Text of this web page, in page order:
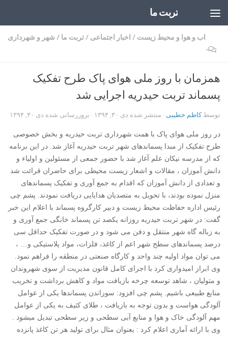
تربت ما
اب و هوا و محیط زیست / اخبار اجتماعی /تربت ما / شهر و شهرداری
۰
همزمان با روز ملی هوای پاک طرح تفکیک
پسماند تربت حیدریه اجرایی شد
توسطکاظم خطیبی · منتشر شده دی ۳۰, ۱۳۹۴ · بروزرسانی شده دی ۳۰, ۱۳۹۴
در روز ملی هوای پاک با همت شهرداری تربت حیدریه و بخش خصوصی
طرح تفکیک از مبدا پسماندهای شهر تربت حیدریه آغاز شد. در این برنامه
که از مدرسه نیکان علم آغاز شد با حضور جمعی از مسئولین و اولیاء و
دانش آموزان ، مقالات و اشعار زیست محیطی برای حاضران قرائت شد
و تعدادی از دانش آموزان که اقدام به جمع آوری و تفکیک پسماندهای
منزل نموده بودند، با تحویل به متصدیان هدایایی دریافت نمودند. پشم چی
رئیس اداره حفاظت محیط زیست و دبیر کارگروه پسماند با اعلام این خبر
گفت: در شهر تربت حیدریه روزانه یکصد تن پسماند خانگی جمع آوری و
به زباله گاه شهر منتقل و دفن می شود و در صورت تفکیک حداقل سی
درصد پسماندهای سطح شهر اعم از کاغذ، فلزات، مواد پلاستیکی و… ،
می توان مواد اولیه چند واحد و کارگاه صنعتی در منطقه را فراهم نمود.
وی ابراز امیدواری کرد با اجرای کامل قانون مدیریت از سوی شهروندان
و متولیان ، شاهد توسعه چرخه بازیافت مواد و کاهش برداشت و تخریب
منابع طبیعی باشیم. پشم چی افزود: سوزاندن پسماندها یکی از عوامل
آلودگی هواست و بدون توجه به بازیافت ، طلای کثیف به یکی از عوامل
مهم آلودگی خاک و هوا و منابع آبی سطحی و زیر سطحی تبدیل میشود .
وی با ارائه آماری اعلام کرد : بعنوان مثال برای تولید هر تن کاغذ پانزده